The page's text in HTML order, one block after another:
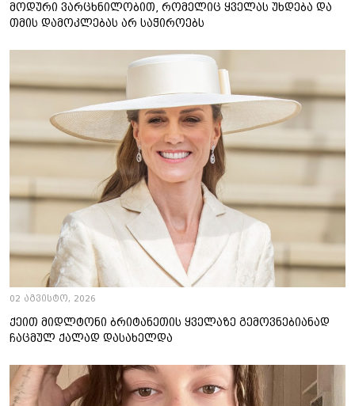
მოდური ვარცხნილობით, რომელიც ყველას უხდება და
თმის დამოკლებას არ საჭიროებს
02 აგვისტო, 2026
ქეით მიდლტონი ბრიტანეთის ყველაზე გემოვნებიანად
ჩაცმულ ქალად დასახელდა